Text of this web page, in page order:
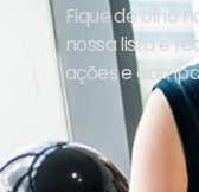
Fique de olho
nossa lista e
ações e